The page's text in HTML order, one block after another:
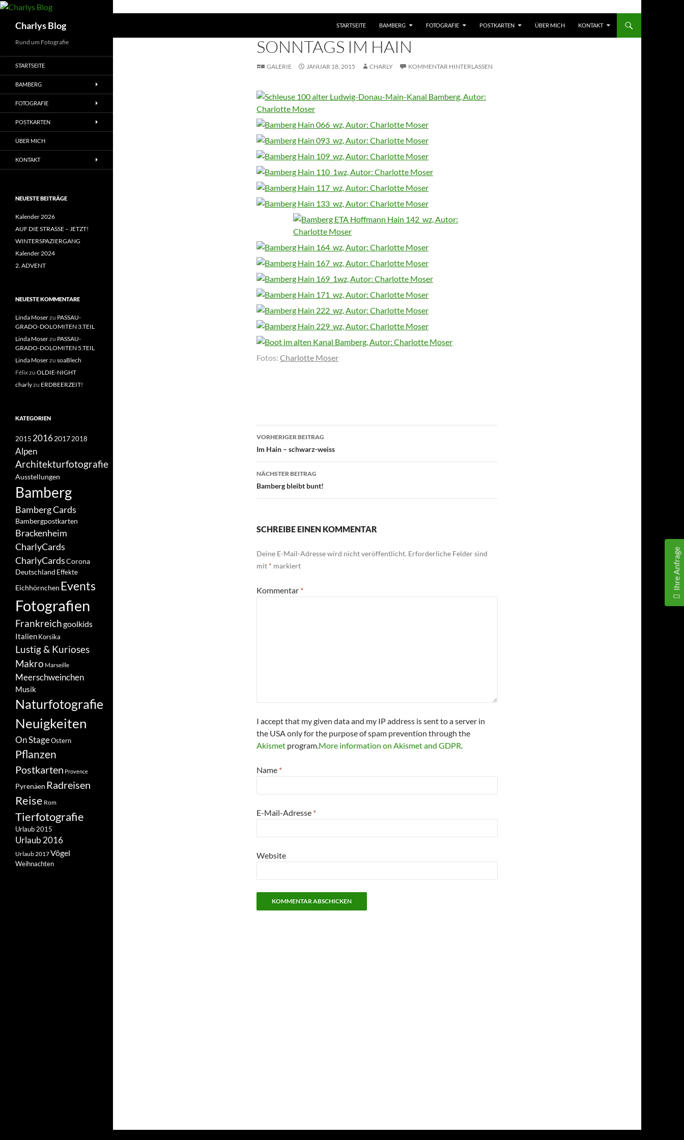
Zum
springenCharlys Blog STARTSEITE BAMBERG FOTOGRAFIE POSTKARTEN ÜBER MICH KONTAKT
NATURFOTOGRAFIE
SONNTAGS IM HAIN
GALERIE JANUAR 18, 2015 CHARLY KOMMENTAR HINTERLASSEN
Fotos: Charlotte Moser
Beitragsnavigation
VORHERIGER BEITRAG
Im Hain – schwarz-weiss
NÄCHSTER BEITRAG
Bamberg bleibt bunt!
SCHREIBE EINEN KOMMENTAR
Deine E-Mail-Adresse wird nicht veröffentlicht. Erforderliche Felder sind
mit * markiert
Kommentar *
I accept that my given data and my IP address is sent to a server in
the USA only for the purpose of spam prevention through the
Akismet program.More information on Akismet and GDPR.
Name *
E-Mail-Adresse *
Website
Rund um Fotografie
STARTSEITE
BAMBERG
FOTOGRAFIE
POSTKARTEN
ÜBER MICH
KONTAKT
NEUESTE BEITRÄGE
Kalender 2026
AUF DIE STRASSE – JETZT!
WINTERSPAZIERGANG
Kalender 2024
2. ADVENT
NEUESTE KOMMENTARE
Linda Moserzu PASSAU-
GRADO-DOLOMITEN 3.TEIL
Linda Moserzu PASSAU-
GRADO-DOLOMITEN 5.TEIL
Linda Moserzu soaBlech
Félixzu OLDIE-NIGHT
charlyzu ERDBEERZEIT!
KATEGORIEN
2015 201620172018
Alpen
Architekturfotografie
Ausstellungen
Bamberg
Bamberg Cards
Bambergpostkarten
Brackenheim
CharlyCards
CharlyCardsCorona
Deutschland Effekte
Eichhörnchen Events
Fotografien
Frankreichgoolkids
ItalienKorsika
Lustig & Kurioses
Makro Marseille
Meerschweinchen
Musik
Naturfotografie
Neuigkeiten
On StageOstern
Pflanzen
Postkarten Provence
Pyrenäen Radreisen
Reise Rom
Tierfotografie
Urlaub 2015
Urlaub 2016
Urlaub 2017Vögel
Weihnachten
Ihre Anfrage